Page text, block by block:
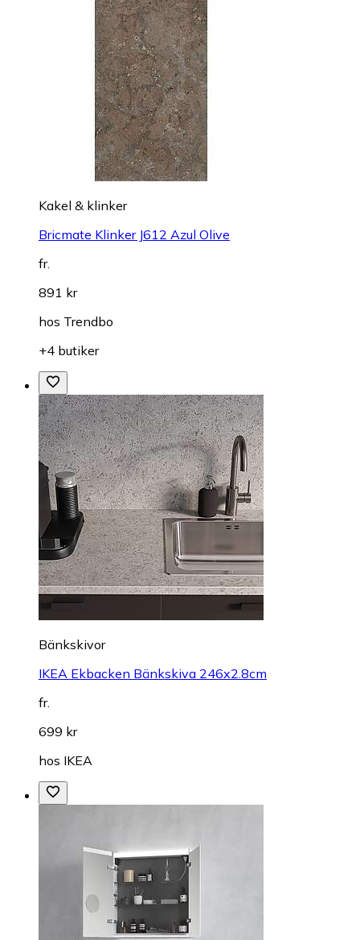
Kakel & klinker
Bricmate Klinker J612 Azul Olive
fr.
891 kr
hos Trendbo
+4 butiker
Bänkskivor
IKEA Ekbacken Bänkskiva 246x2.8cm
fr.
699 kr
hos IKEA